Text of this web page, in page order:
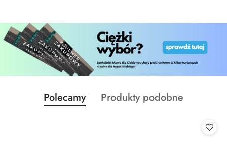
Pomiń karuzelę produktów
Produkty
o
Polecamy
Produkty
Produkty podobne